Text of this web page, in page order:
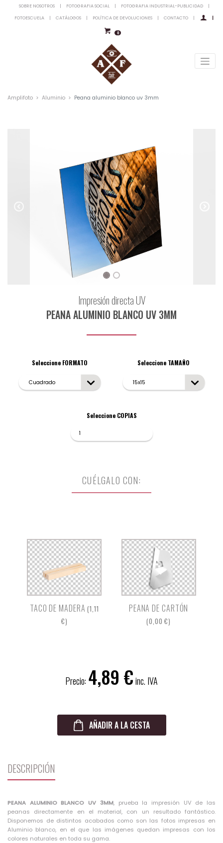
SOBRE NOSOTROS | FOTOGRAFIA SOCIAL | FOTOGRAFIA INDUSTRIAL-PUBLICIDAD
|
FOTOESCUELA
| CATÁLOGOS | POLÍTICA DE DEVOLUCIONES | CONTACTO | |
0
Amplifoto Aluminio Peana aluminio blanco uv 3mm
Impresión directa UV
PEANA ALUMINIO BLANCO UV 3MM
Seleccione FORMATO Seleccione TAMAÑO
Seleccione COPIAS
DESCRIPCIÓN
PEANA ALUMINIO BLANCO UV 3MM, prueba la impresión UV de las
peanas directamente en el material, con un resultado fantástico.
Disponemos de distintos acabados como son las fotos impresas en
Aluminio blanco, en el que las imágenes quedan impresas con los
colores naturales en toda su gama.
CUÉLGALO CON:
TACO DE MADERA(1,11
€)
PEANA DE CARTÓN
(0,00 €)
Precio: 4,89 inc. IVA
AÑADIR A LA CESTA